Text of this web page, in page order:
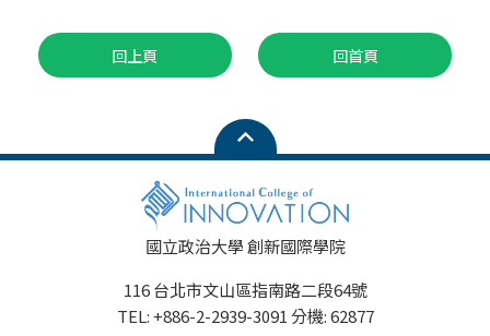
回上頁 回首頁
國立政治大學 創新國際學院
116 台北市文山區指南路二段64號
TEL: +886-2-2939-3091 分機: 62877